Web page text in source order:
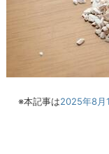
※本記事は2025年8月